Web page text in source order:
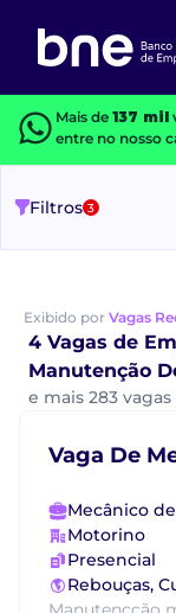
Mais de 137 mil
entre no nosso
Filtros 3
Exibido por Vagas
4 Vagas de
Manutenção
e mais 283
Vaga De
Mecânico
Motorino
Presencial
Rebouças,